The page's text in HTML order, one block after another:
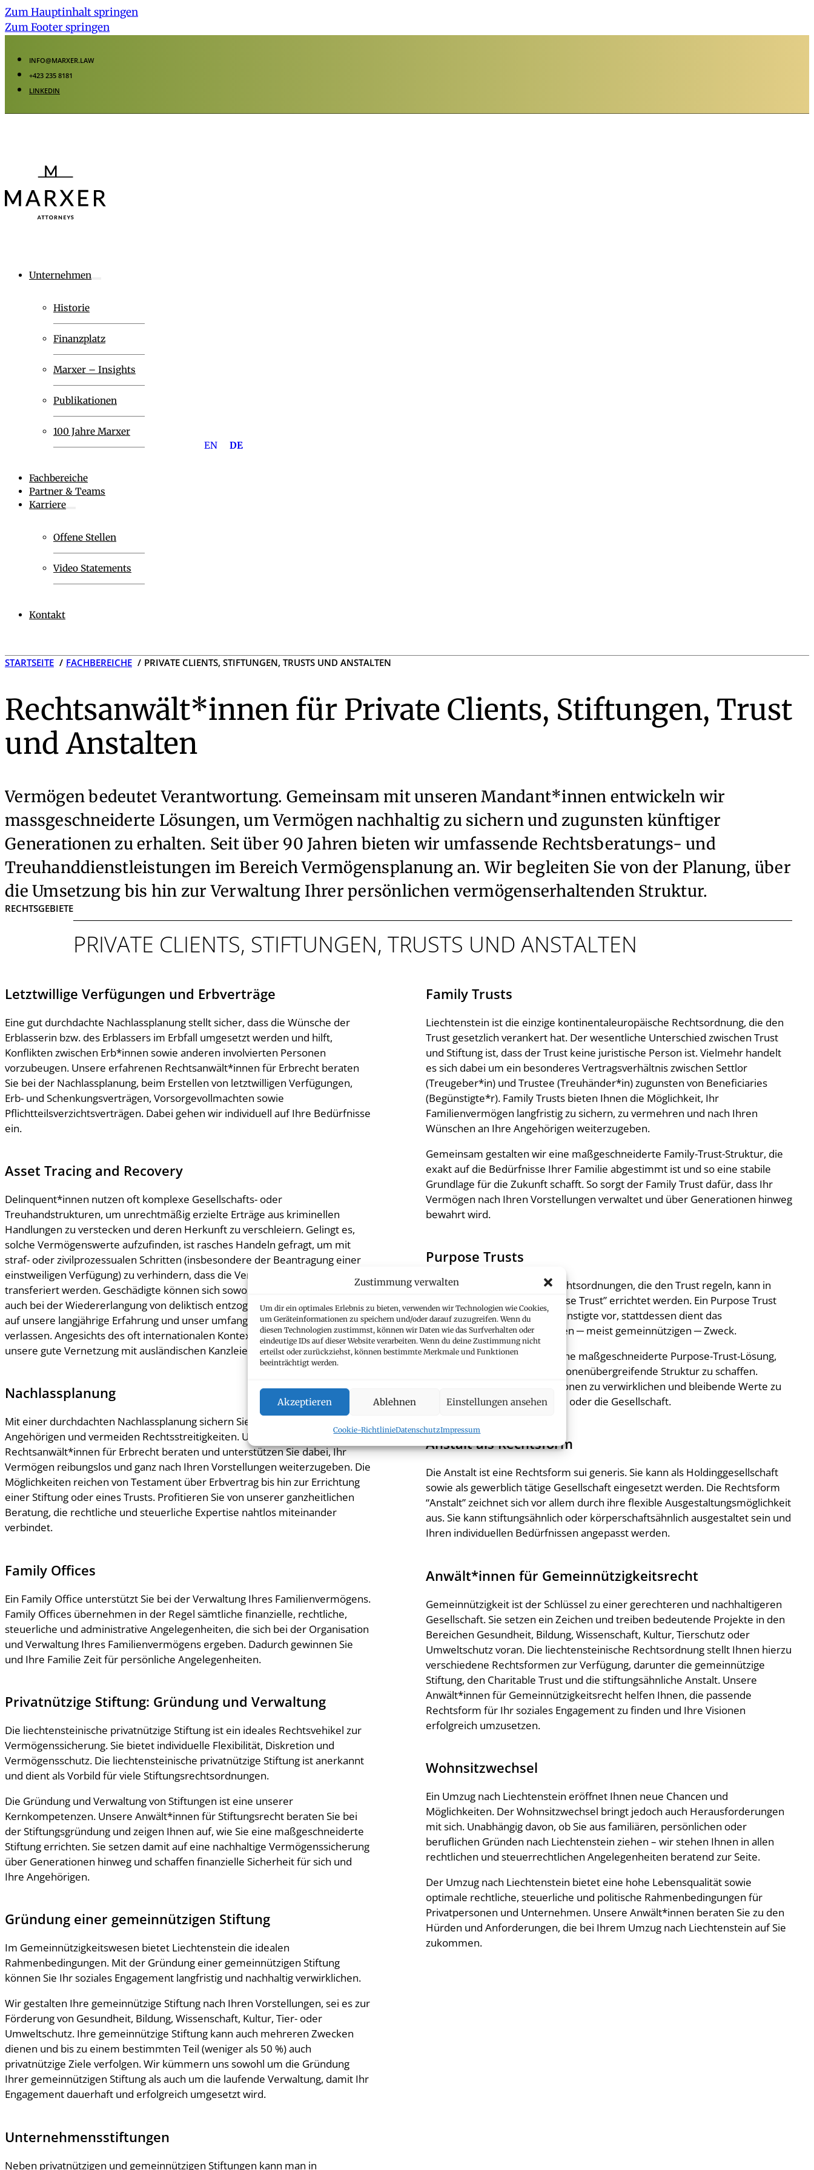
Zustimmung verwalten
Um dir ein optimales Erlebnis zu bieten, verwenden wir Technologien wie Cookies,
um Geräteinformationen zu speichern und/oder darauf zuzugreifen. Wenn du
diesen Technologien zustimmst, können wir Daten wie das Surfverhalten oder
eindeutige IDs auf dieser Website verarbeiten. Wenn du deine Zustimmung nicht
erteilst oder zurückziehst, können bestimmte Merkmale und Funktionen
beeinträchtigt werden.
Akzeptieren Ablehnen Einstellungen ansehen
Cookie-RichtlinieDatenschutzImpressum
Zum Hauptinhalt springen
Zum Footer springen
INFO@MARXER.LAW
+423 235 8181
LINKEDIN
Unternehmen
Historie
Finanzplatz
Marxer – Insights
Publikationen
100 Jahre Marxer
Fachbereiche
Partner & Teams
Karriere
Offene Stellen
Video Statements
Kontakt
EN DE
STARTSEITE FACHBEREICHE PRIVATE CLIENTS, STIFTUNGEN, TRUSTS UND ANSTALTEN
Rechtsanwält*innen für Private Clients, Stiftungen, Trust
und Anstalten
Vermögen bedeutet Verantwortung. Gemeinsam mit unseren Mandant*innen entwickeln wir
massgeschneiderte Lösungen, um Vermögen nachhaltig zu sichern und zugunsten künftiger
Generationen zu erhalten. Seit über 90 Jahren bieten wir umfassende Rechtsberatungs- und
Treuhanddienstleistungen im Bereich Vermögensplanung an. Wir begleiten Sie von der Planung, über
die Umsetzung bis hin zur Verwaltung Ihrer persönlichen vermögenserhaltenden Struktur.
PRIVATE CLIENTS, STIFTUNGEN, TRUSTS UND ANSTALTEN
RECHTSGEBIETE
Letztwillige Verfügungen und Erbverträge
Eine gut durchdachte Nachlassplanung stellt sicher, dass die Wünsche der
Erblasserin bzw. des Erblassers im Erbfall umgesetzt werden und hilft,
Konflikten zwischen Erb*innen sowie anderen involvierten Personen
vorzubeugen. Unsere erfahrenen Rechtsanwält*innen für Erbrecht beraten
Sie bei der Nachlassplanung, beim Erstellen von letztwilligen Verfügungen,
Erb- und Schenkungsverträgen, Vorsorgevollmachten sowie
Pflichtteilsverzichtsverträgen. Dabei gehen wir individuell auf Ihre Bedürfnisse
ein.
Asset Tracing and Recovery
Delinquent*innen nutzen oft komplexe Gesellschafts- oder
Treuhandstrukturen, um unrechtmäßig erzielte Erträge aus kriminellen
Handlungen zu verstecken und deren Herkunft zu verschleiern. Gelingt es,
solche Vermögenswerte aufzufinden, ist rasches Handeln gefragt, um mit
straf- oder zivilprozessualen Schritten (insbesondere der Beantragung einer
einstweiligen Verfügung) zu verhindern, dass die Vermögenswerte weiter
transferiert werden. Geschädigte können sich sowohl bei der Sicherung als
auch bei der Wiedererlangung von deliktisch entzogenen Vermögenswerten
auf unsere langjährige Erfahrung und unser umfangreiches Fachwissen
verlassen. Angesichts des oft internationalen Kontexts solcher Fälle ist auch
unsere gute Vernetzung mit ausländischen Kanzleien von Vorteil.
Nachlassplanung
Mit einer durchdachten Nachlassplanung sichern Sie die Zukunft Ihrer
Angehörigen und vermeiden Rechtsstreitigkeiten. Unsere
Rechtsanwält*innen für Erbrecht beraten und unterstützen Sie dabei, Ihr
Vermögen reibungslos und ganz nach Ihren Vorstellungen weiterzugeben. Die
Möglichkeiten reichen von Testament über Erbvertrag bis hin zur Errichtung
einer Stiftung oder eines Trusts. Profitieren Sie von unserer ganzheitlichen
Beratung, die rechtliche und steuerliche Expertise nahtlos miteinander
verbindet.
Family Offices
Ein Family Office unterstützt Sie bei der Verwaltung Ihres Familienvermögens.
Family Offices übernehmen in der Regel sämtliche finanzielle, rechtliche,
steuerliche und administrative Angelegenheiten, die sich bei der Organisation
und Verwaltung Ihres Familienvermögens ergeben. Dadurch gewinnen Sie
und Ihre Familie Zeit für persönliche Angelegenheiten.
Privatnützige Stiftung: Gründung und Verwaltung
Die liechtensteinische privatnützige Stiftung ist ein ideales Rechtsvehikel zur
Vermögenssicherung. Sie bietet individuelle Flexibilität, Diskretion und
Vermögensschutz. Die liechtensteinische privatnützige Stiftung ist anerkannt
und dient als Vorbild für viele Stiftungsrechtsordnungen.
Die Gründung und Verwaltung von Stiftungen ist eine unserer
Kernkompetenzen. Unsere Anwält*innen für Stiftungsrecht beraten Sie bei
der Stiftungsgründung und zeigen Ihnen auf, wie Sie eine maßgeschneiderte
Stiftung errichten. Sie setzen damit auf eine nachhaltige Vermögenssicherung
über Generationen hinweg und schaffen finanzielle Sicherheit für sich und
Ihre Angehörigen.
Gründung einer gemeinnützigen Stiftung
Im Gemeinnützigkeitswesen bietet Liechtenstein die idealen
Rahmenbedingungen. Mit der Gründung einer gemeinnützigen Stiftung
können Sie Ihr soziales Engagement langfristig und nachhaltig verwirklichen.
Wir gestalten Ihre gemeinnützige Stiftung nach Ihren Vorstellungen, sei es zur
Förderung von Gesundheit, Bildung, Wissenschaft, Kultur, Tier- oder
Umweltschutz. Ihre gemeinnützige Stiftung kann auch mehreren Zwecken
dienen und bis zu einem bestimmten Teil (weniger als 50 %) auch
privatnützige Ziele verfolgen. Wir kümmern uns sowohl um die Gründung
Ihrer gemeinnützigen Stiftung als auch um die laufende Verwaltung, damit Ihr
Engagement dauerhaft und erfolgreich umgesetzt wird.
Unternehmensstiftungen
Neben privatnützigen und gemeinnützigen Stiftungen kann man in
Family Trusts
Liechtenstein ist die einzige kontinentaleuropäische Rechtsordnung, die den
Trust gesetzlich verankert hat. Der wesentliche Unterschied zwischen Trust
und Stiftung ist, dass der Trust keine juristische Person ist. Vielmehr handelt
es sich dabei um ein besonderes Vertragsverhältnis zwischen Settlor
(Treugeber*in) und Trustee (Treuhänder*in) zugunsten von Beneficiaries
(Begünstigte*r). Family Trusts bieten Ihnen die Möglichkeit, Ihr
Familienvermögen langfristig zu sichern, zu vermehren und nach Ihren
Wünschen an Ihre Angehörigen weiterzugeben.
Gemeinsam gestalten wir eine maßgeschneiderte Family-Trust-Struktur, die
exakt auf die Bedürfnisse Ihrer Familie abgestimmt ist und so eine stabile
Grundlage für die Zukunft schafft. So sorgt der Family Trust dafür, dass Ihr
Vermögen nach Ihren Vorstellungen verwaltet und über Generationen hinweg
bewahrt wird.
Purpose Trusts
Im Gegensatz zu anderen Rechtsordnungen, die den Trust regeln, kann in
Liechtenstein auch ein “Purpose Trust” errichtet werden. Ein Purpose Trust
sieht keine Personen als Begünstigte vor, stattdessen dient das
Trustvermögen einem höheren ─ meist gemeinnützigen ─ Zweck.
Wir erarbeiten gemeinsam eine maßgeschneiderte Purpose-Trust-Lösung,
um eine verlässliche, generationenübergreifende Struktur zu schaffen.
Immer mit dem Ziel, Ihre Visionen zu verwirklichen und bleibende Werte zu
schaffen – für Sie, Ihre Familie oder die Gesellschaft.
Anstalt als Rechtsform
Die Anstalt ist eine Rechtsform sui generis. Sie kann als Holdinggesellschaft
sowie als gewerblich tätige Gesellschaft eingesetzt werden. Die Rechtsform
“Anstalt” zeichnet sich vor allem durch ihre flexible Ausgestaltungsmöglichkeit
aus. Sie kann stiftungsähnlich oder körperschaftsähnlich ausgestaltet sein und
Ihren individuellen Bedürfnissen angepasst werden.
Anwält*innen für Gemeinnützigkeitsrecht
Gemeinnützigkeit ist der Schlüssel zu einer gerechteren und nachhaltigeren
Gesellschaft. Sie setzen ein Zeichen und treiben bedeutende Projekte in den
Bereichen Gesundheit, Bildung, Wissenschaft, Kultur, Tierschutz oder
Umweltschutz voran. Die liechtensteinische Rechtsordnung stellt Ihnen hierzu
verschiedene Rechtsformen zur Verfügung, darunter die gemeinnützige
Stiftung, den Charitable Trust und die stiftungsähnliche Anstalt. Unsere
Anwält*innen für Gemeinnützigkeitsrecht helfen Ihnen, die passende
Rechtsform für Ihr soziales Engagement zu finden und Ihre Visionen
erfolgreich umzusetzen.
Wohnsitzwechsel
Ein Umzug nach Liechtenstein eröffnet Ihnen neue Chancen und
Möglichkeiten. Der Wohnsitzwechsel bringt jedoch auch Herausforderungen
mit sich. Unabhängig davon, ob Sie aus familiären, persönlichen oder
beruflichen Gründen nach Liechtenstein ziehen – wir stehen Ihnen in allen
rechtlichen und steuerrechtlichen Angelegenheiten beratend zur Seite.
Der Umzug nach Liechtenstein bietet eine hohe Lebensqualität sowie
optimale rechtliche, steuerliche und politische Rahmenbedingungen für
Privatpersonen und Unternehmen. Unsere Anwält*innen beraten Sie zu den
Hürden und Anforderungen, die bei Ihrem Umzug nach Liechtenstein auf Sie
zukommen.